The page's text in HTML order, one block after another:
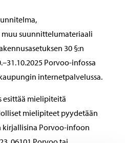
suunnittelumateriaali
30 §:n
Porvoo-infossa
internetpalvelussa.
esittää mielipiteitä
mielipiteet pyydetään
kirjallisina Porvoo-infoon